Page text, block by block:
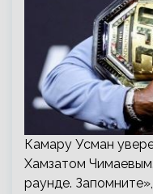
Камару Усман
Хамзатом
раунде.